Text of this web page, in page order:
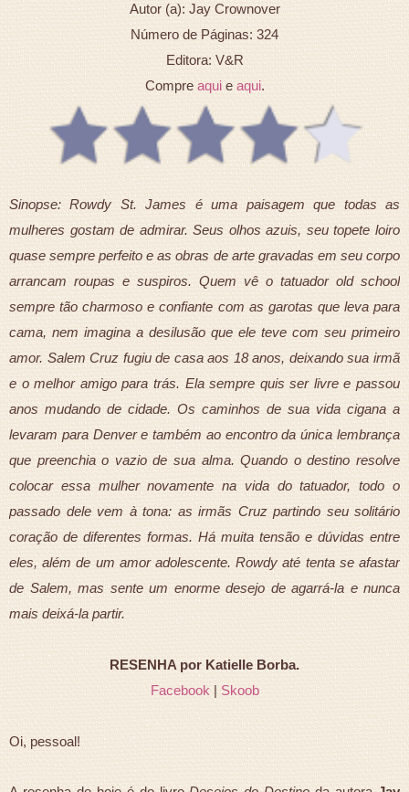
Autor (a): Jay Crownover
Número de Páginas: 324
Editora: V&R
Compre aquieaqui.
Sinopse: Rowdy St. James é uma paisagem que todas as
mulheres gostam de admirar. Seus olhos azuis, seu topete loiro
quase sempre perfeito e as obras de arte gravadas em seu corpo
arrancam roupas e suspiros. Quem vê o tatuador old school
sempre tão charmoso e confiante com as garotas que leva para
cama, nem imagina a desilusão que ele teve com seu primeiro
amor. Salem Cruz fugiu de casa aos 18 anos, deixando sua irmã
e o melhor amigo para trás. Ela sempre quis ser livre e passou
anos mudando de cidade. Os caminhos de sua vida cigana a
levaram para Denver e também ao encontro da única lembrança
que preenchia o vazio de sua alma. Quando o destino resolve
colocar essa mulher novamente na vida do tatuador, todo o
passado dele vem à tona: as irmãs Cruz partindo seu solitário
coração de diferentes formas. Há muita tensão e dúvidas entre
eles, além de um amor adolescente. Rowdy até tenta se afastar
de Salem, mas sente um enorme desejo de agarrá-la e nunca
mais deixá-la partir.
RESENHA por Katielle Borba.
Facebook|Skoob
Oi, pessoal!